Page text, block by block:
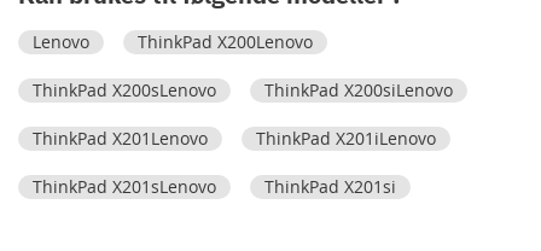
Lenovo ThinkPad X200Lenovo
ThinkPad X200sLenovo ThinkPad X200siLenovo
ThinkPad X201Lenovo ThinkPad X201iLenovo
ThinkPad X201sLenovo ThinkPad X201si